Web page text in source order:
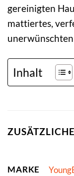
gereinigten
mattiertes,
Inhalt
MARKE